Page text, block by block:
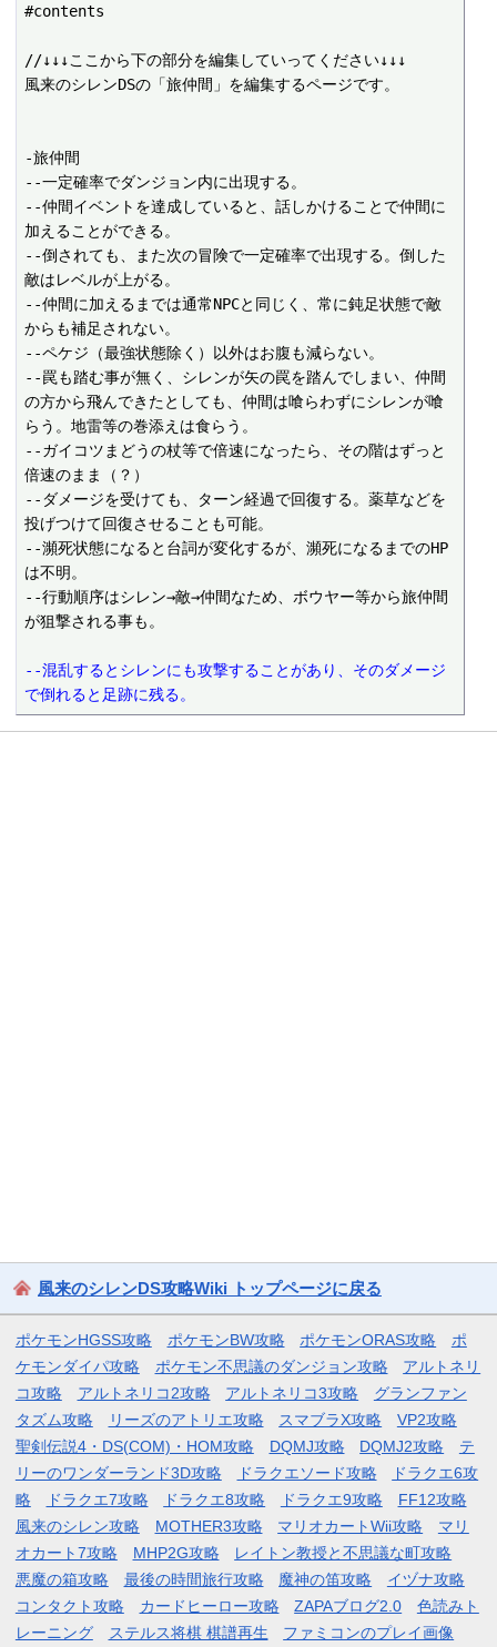
#contents
//↓↓↓ここから下の部分を編集していってください↓↓↓
風来のシレンDSの「旅仲間」を編集するページです。
-旅仲間
--一定確率でダンジョン内に出現する。
--仲間イベントを達成していると、話しかけることで仲間に
加えることができる。
--倒されても、また次の冒険で一定確率で出現する。倒した
敵はレベルが上がる。
--仲間に加えるまでは通常NPCと同じく、常に鈍足状態で敵
からも補足されない。
--ペケジ（最強状態除く）以外はお腹も減らない。
--罠も踏む事が無く、シレンが矢の罠を踏んでしまい、仲間
の方から飛んできたとしても、仲間は喰らわずにシレンが喰
らう。地雷等の巻添えは食らう。
--ガイコツまどうの杖等で倍速になったら、その階はずっと
倍速のまま（？）
--ダメージを受けても、ターン経過で回復する。薬草などを
投げつけて回復させることも可能。
--瀕死状態になると台詞が変化するが、瀕死になるまでのHP
は不明。
--行動順序はシレン→敵→仲間なため、ボウヤー等から旅仲間
--混乱するとシレンにも攻撃することがあり、そのダメージ
で倒れると足跡に残る。
風来のシレンDS攻略Wiki トップページに戻る
ポケモンHGSS攻略 ポケモンBW攻略 ポケモンORAS攻略
ポ
ケモンダイパ攻略
ポケモン不思議のダンジョン攻略
アルトネリ
コ攻略
アルトネリコ2攻略 アルトネリコ3攻略
グランファン
タズム攻略
リーズのアトリエ攻略 スマブラX攻略
VP2攻略
聖剣伝説4・DS(COM)・HOM攻略
DQMJ攻略 DQMJ2攻略
テ
リーのワンダーランド3D攻略
ドラクエソード攻略
ドラクエ6攻
略
ドラクエ7攻略 ドラクエ8攻略 ドラクエ9攻略
FF12攻略
風来のシレン攻略
MOTHER3攻略 マリオカートWii攻略
マリ
オカート7攻略
MHP2G攻略
レイトン教授と不思議な町攻略
悪魔の箱攻略
最後の時間旅行攻略 魔神の笛攻略
イヅナ攻略
コンタクト攻略
カードヒーロー攻略 ZAPAブログ2.0
色読みト
レーニング
ステルス将棋 棋譜再生 ファミコンのプレイ画像